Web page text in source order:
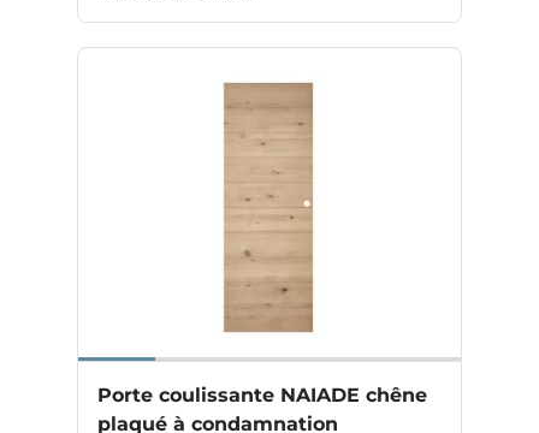
Porte coulissante NAIADE chêne
plaqué à condamnation